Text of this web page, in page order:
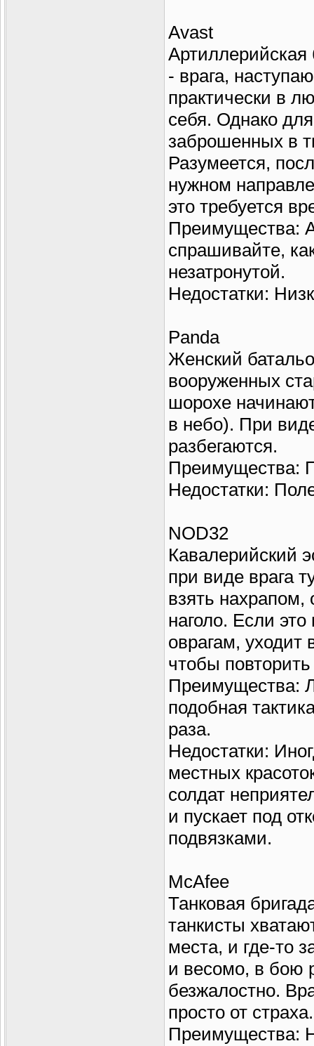
Avast
- врага,
практически в
себя. Однако
заброшенных в
Разумеется,
нужном
это требуется
Преимущества:
спрашивайте,
незатронутой.
Недостатки:
Panda
Женский
вооруженных
шорохе
в небо). При
разбегаются.
Преимущества:
Недостатки:
NOD32
Кавалерийский
при виде врага
взять
наголо. Если это
оврагам, уходит
чтобы
Преимущества:
подобная
раза.
Недостатки:
местных
солдат
и пускает под
подвязками.
McAfee
Танковая
танкисты
места, и где-то
и весомо, в бою
безжалостно.
просто от страха.
Преимущества: